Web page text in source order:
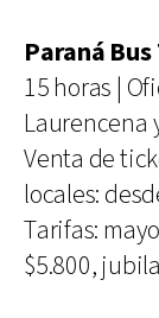
Paraná
15 horas |
Laurencena
Venta de
locales:
Tarifas:
$5.800,